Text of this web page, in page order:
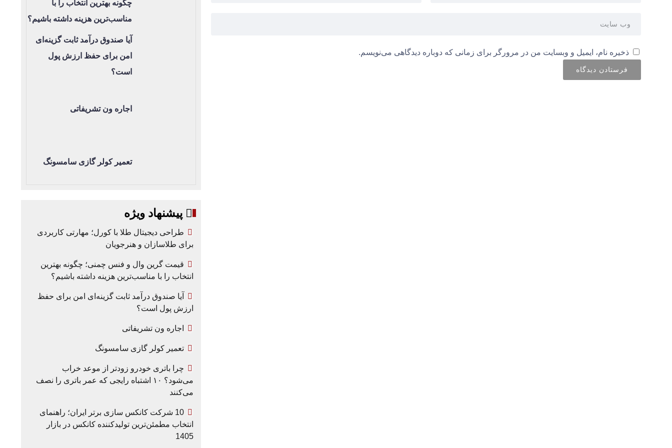
ذخیره نام، ایمیل و وبسایت من در مرورگر برای زمانی که دوباره دیدگاهی می‌نویسم.
چگونه بهترین انتخاب را با
مناسب‌ترین هزینه داشته باشیم؟
آیا صندوق درآمد ثابت گزینه‌ای
امن برای حفظ ارزش پول
است؟
اجاره ون تشریفاتی
تعمیر کولر گازی سامسونگ
پیشنهاد ویژه
طراحی دیجیتال طلا با کورل؛ مهارتی کاربردی
برای طلاسازان و هنرجویان
قیمت گرین وال و فنس چمنی؛ چگونه بهترین
انتخاب را با مناسب‌ترین هزینه داشته باشیم؟
آیا صندوق درآمد ثابت گزینه‌ای امن برای حفظ
ارزش پول است؟
اجاره ون تشریفاتی
تعمیر کولر گازی سامسونگ
چرا باتری خودرو زودتر از موعد خراب
می‌شود؟ ۱۰ اشتباه رایجی که عمر باتری را نصف
می‌کنند
10 شرکت کانکس سازی برتر ایران؛ راهنمای
انتخاب مطمئن‌ترین تولیدکننده کانکس در بازار
1405